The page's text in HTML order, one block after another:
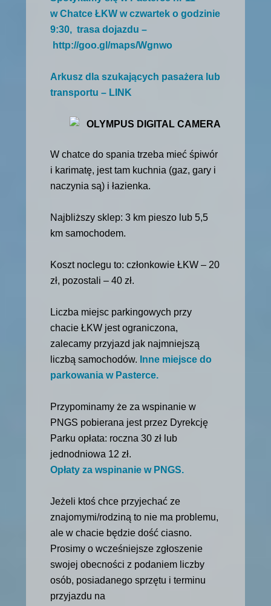
wChatce ŁKWw czwartek o godzinie
9:30, trasa dojazdu –
http://goo.gl/maps/Wgnwo
Arkusz dla szukających pasażera lub
transportu – LINK
W chatce do spania trzeba mieć śpiwór
i karimatę, jest tam kuchnia (gaz, gary i
naczynia są) i łazienka.
Najbliższy sklep: 3 km pieszo lub 5,5
km samochodem.
Koszt noclegu to: członkowie ŁKW – 20
zł, pozostali – 40 zł.
Liczba miejsc parkingowych przy
chacie ŁKW jest ograniczona,
zalecamy przyjazd jak najmniejszą
liczbą samochodów. Inne miejsce do
parkowania w Pasterce.
Przypominamy że za wspinanie w
PNGS pobierana jest przez Dyrekcję
Parku opłata: roczna 30 zł lub
jednodniowa 12 zł.
Opłaty za wspinanie w PNGS.
Jeżeli ktoś chce przyjechać ze
znajomymi/rodziną to nie ma problemu,
ale w chacie będzie dość ciasno.
Prosimy o wcześniejsze zgłoszenie
swojej obecności z podaniem liczby
osób, posiadanego sprzętu i terminu
przyjazdu na